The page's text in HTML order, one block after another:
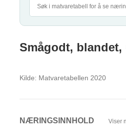
Smågodt,
Kilde: Matvaretabellen 2020
NÆRINGSINNHOLD Viser